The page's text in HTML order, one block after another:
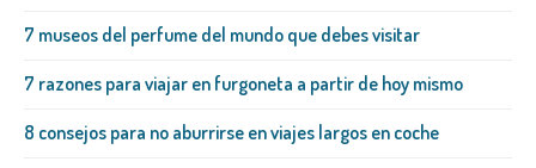
7 museos del perfume del mundo que debes visitar
7 razones para viajar en furgoneta a partir de hoy mismo
8 consejos para no aburrirse en viajes largos en coche